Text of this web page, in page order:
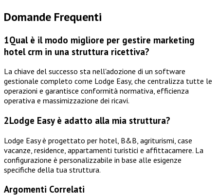
Domande Frequenti
1Qual è il modo migliore per gestire marketing
hotel crm in una struttura ricettiva?
La chiave del successo sta nell'adozione di un software
gestionale completo come Lodge Easy, che centralizza tutte le
operazioni e garantisce conformità normativa, efficienza
operativa e massimizzazione dei ricavi.
2Lodge Easy è adatto alla mia struttura?
Lodge Easy è progettato per hotel, B&B, agriturismi, case
vacanze, residence, appartamenti turistici e affittacamere. La
configurazione è personalizzabile in base alle esigenze
specifiche della tua struttura.
Argomenti Correlati